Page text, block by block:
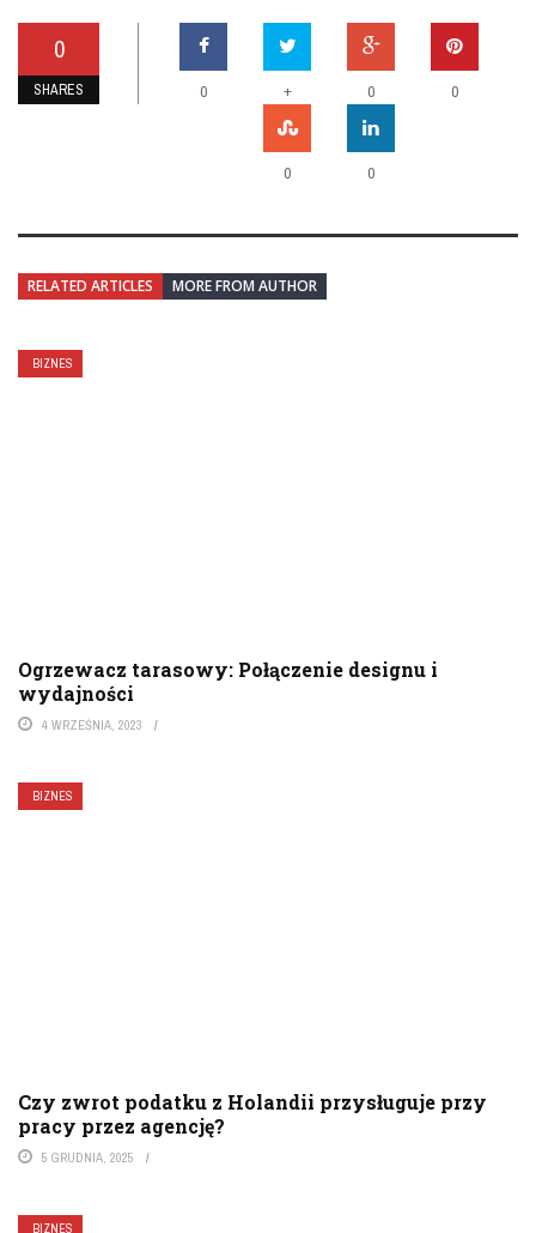
0
SHARES 0 + 0 0
0 0
RELATED ARTICLES MORE FROM AUTHOR
BIZNES
Ogrzewacz tarasowy: Połączenie designu i
wydajności
4 WRZEŚNIA, 2023
BIZNES
Czy zwrot podatku z Holandii przysługuje przy
pracy przez agencję?
5 GRUDNIA, 2025
BIZNES